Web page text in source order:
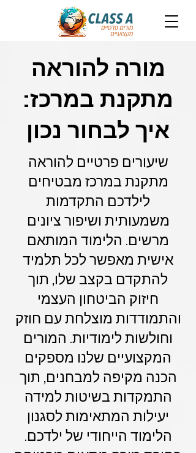
מורה להוראה
מתקנת במרכז:
איך לבחור נכון
שיעורים פרטיים להוראה
מתקנת במרכז מבטיחים
לילדכם התקדמות
משמעותית ושיפור ציונים
מרשים. הלימוד המותאם
אישית מאפשר לכל תלמיד
להתקדם בקצב שלו, תוך
חיזוק הביטחון העצמי
והתמודדות מוצלחת עם חוזק
וחולשות לימודיות. המורים
המקצועיים שלנו מספקים
הכנה מקיפה למבחנים, תוך
התמקדות בשיטות למידה
יעילות המתאימות לסגנון
הלימוד הייחודי של ילדכם.